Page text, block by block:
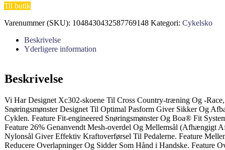
Til butik
Varenummer (SKU): 1048430432587769148 Kategori: Cykelsko
Beskrivelse
Yderligere information
Beskrivelse
Vi Har Designet Xc302-skoene Til Cross Country-træning Og -
Snøringsmønster Designet Til Optimal Pasform Giver Sikker Og
Cyklen. Feature Fit-engineered Snøringsmønster Og Boa® Fit
Feature 26% Genanvendt Mesh-overdel Og Mellemsål (Afhængigt
Nylonsål Giver Effektiv Kraftoverførsel Til Pedalerne. Feature
Reducere Overlapninger Og Sidder Som Hånd i Handske. Feature